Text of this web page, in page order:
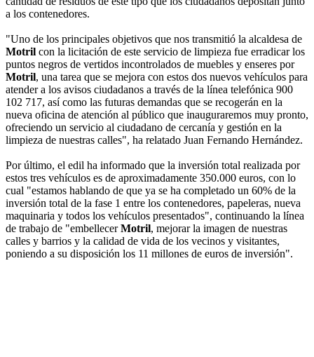
a los contenedores.
"Uno de los principales objetivos que nos transmitió la alcaldesa de
Motril con la licitación de este servicio de limpieza fue erradicar los
puntos negros de vertidos incontrolados de muebles y enseres por
Motril, una tarea que se mejora con estos dos nuevos vehículos para
atender a los avisos ciudadanos a través de la línea telefónica 900
102 717, así como las futuras demandas que se recogerán en la
nueva oficina de atención al público que inauguraremos muy pronto,
ofreciendo un servicio al ciudadano de cercanía y gestión en la
limpieza de nuestras calles", ha relatado Juan Fernando Hernández.
Por último, el edil ha informado que la inversión total realizada por
estos tres vehículos es de aproximadamente 350.000 euros, con lo
cual "estamos hablando de que ya se ha completado un 60% de la
inversión total de la fase 1 entre los contenedores, papeleras, nueva
maquinaria y todos los vehículos presentados", continuando la línea
de trabajo de "embellecerMotril, mejorar la imagen de nuestras
calles y barrios y la calidad de vida de los vecinos y visitantes,
poniendo a su disposición los 11 millones de euros de inversión".